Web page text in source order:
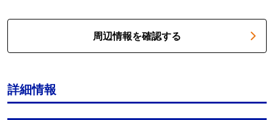
周辺情報を確認する
詳細情報